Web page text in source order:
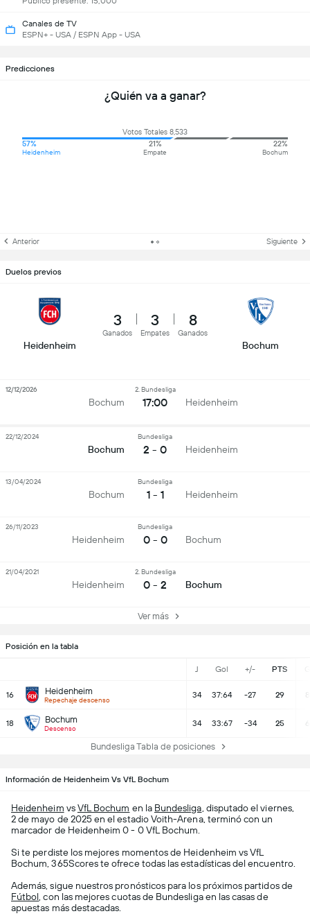
Posición en la tabla
J Gol +/- PTS
16 Heidenheim
Repechaje descenso
34 37:64 -27 29 8
18 Bochum
Descenso
34 33:67 -34 25 6
Bundesliga Tabla de posiciones
Canales de TV
ESPN+ - USA / ESPN App - USA
Predicciones
¿Quién va a ganar?
Votos Totales 8,533
57%
Heidenheim
21%
Empate
22%
Bochum
Anterior Siguiente
Duelos previos
Heidenheim
3
Ganados
3
Empates
8
Ganados
Bochum
Bochum
2. Bundesliga
17:00 Heidenheim
12/12/2026
Bochum
Bundesliga
2 - 0 Heidenheim
22/12/2024
Bochum
Bundesliga
1 - 1 Heidenheim
13/04/2024
Heidenheim
Bundesliga
0 - 0 Bochum
26/11/2023
Heidenheim
2. Bundesliga
0 - 2 Bochum
21/04/2021
Ver más
Información de Heidenheim Vs VfL Bochum
Heidenheim vsVfL Bochum en la Bundesliga , disputado el viernes,
2 de mayo de 2025 en el estadio Voith-Arena, terminó con un
marcador de Heidenheim 0 - 0 VfL Bochum.
Si te perdiste los mejores momentos de Heidenheim vs VfL
Bochum, 365Scores te ofrece todas las estadísticas del encuentro.
Además, sigue nuestros pronósticos para los próximos partidos de
Fútbol , con las mejores cuotas de Bundesliga en las casas de
apuestas más destacadas.